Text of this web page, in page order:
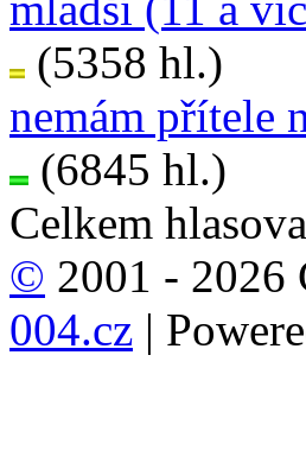
(5358 hl.)
nemám přítele
(6845 hl.)
Celkem
© 2001 - 2026
004.cz |